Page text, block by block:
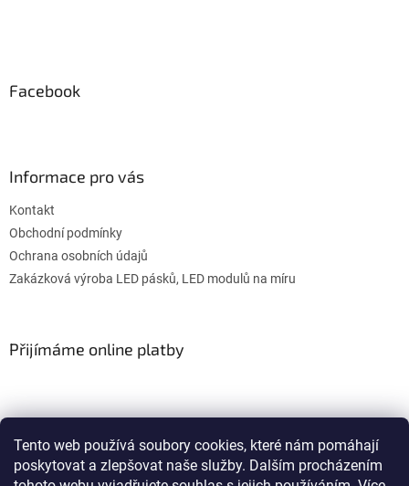
Tento web používá soubory cookies, které nám pomáhají
poskytovat a zlepšovat naše služby. Dalším procházením
Facebook
Informace pro vás
Kontakt
Obchodní podmínky
Ochrana osobních údajů
Zakázková výroba LED pásků, LED modulů na míru
Přijímáme online platby
WULITON